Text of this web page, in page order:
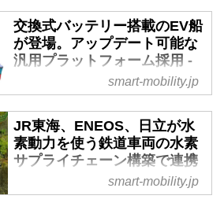
上輸送でも電動化の取り組みが積
極的に行われている。今回ご紹介
する「あすか」は、2023年6月30
日に竣工したばかりの新造船で、
国内の輸送を行う内航貨物船と呼
イオマス輸送EV船だそうだ。
交換式バッテリー搭載のEV船
が登場。アップデート可能な
汎用プラットフォーム採用 -
スマートモビリティJP
Marindowsは、日本初となる交換
式コンテナ蓄電池を用い、コンテ
ナ蓄電池、船内蓄電池、発電機に
よるハイブリッド運航を可能とす
る次世代のゼロエミッション内航
smart-mobility.jp
JR東海、ENEOS、日立が水
素動力を使う鉄道車両の水素
サプライチェーン構築で連携
- スマートモビリティJP
smart-mobility.jp